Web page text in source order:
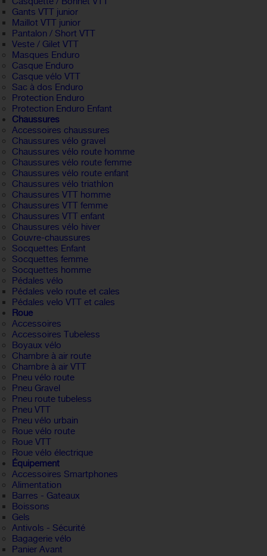
Gants VTT junior
Maillot VTT junior
Pantalon / Short VTT
Veste / Gilet VTT
Masques Enduro
Casque Enduro
Casque vélo VTT
Sac à dos Enduro
Protection Enduro
Protection Enduro Enfant
Chaussures
Accessoires chaussures
Chaussures vélo gravel
Chaussures vélo route homme
Chaussures vélo route femme
Chaussures vélo route enfant
Chaussures vélo triathlon
Chaussures VTT homme
Chaussures VTT femme
Chaussures VTT enfant
Chaussures vélo hiver
Couvre-chaussures
Socquettes Enfant
Socquettes femme
Socquettes homme
Pédales vélo
Pédales velo route et cales
Pédales velo VTT et cales
Roue
Accessoires
Accessoires Tubeless
Boyaux vélo
Chambre à air route
Chambre à air VTT
Pneu vélo route
Pneu Gravel
Pneu route tubeless
Pneu VTT
Pneu vélo urbain
Roue vélo route
Roue VTT
Roue vélo électrique
Équipement
Accessoires Smartphones
Alimentation
Barres - Gateaux
Boissons
Gels
Antivols - Sécurité
Bagagerie vélo
Panier Avant